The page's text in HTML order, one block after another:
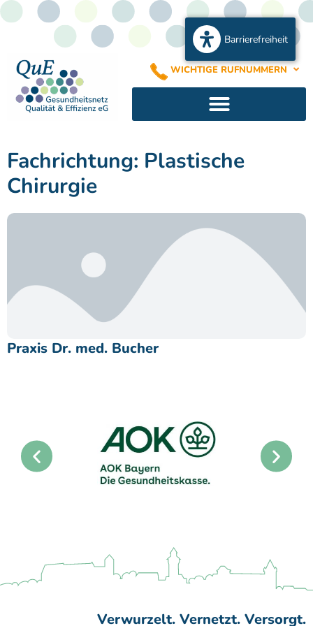
WICHTIGE RUFNUMMERN
Fachrichtung: Plastische
Chirurgie
Praxis Dr. med. Bucher
Verwurzelt. Vernetzt. Versorgt.
Barrierefreiheit